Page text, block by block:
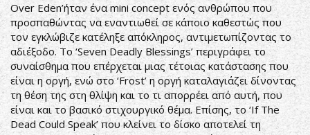
Over Eden’ήταν ένα mini concept ενός ανθρώπου που
προσπαθώντας να εναντιωθεί σε κάποιο καθεστώς που
τον εγκλώβιζε κατέληξε απόκληρος, αντιμετωπίζοντας το
αδιέξοδο. Το ‘Seven Deadly Blessings’ περιγράφει το
συναίσθημα που επέρχεται μιας τέτοιας κατάστασης που
είναι η οργή, ενώ στο ‘Frost’ η οργή καταλαγιάζει δίνοντας
τη θέση της στη θλίψη και το τι απορρέει από αυτή, που
είναι και το βασικό στιχουργικό θέμα. Επίσης, το ‘If The
Dead Could Speak’ που κλείνει το δίσκο αποτελεί τη